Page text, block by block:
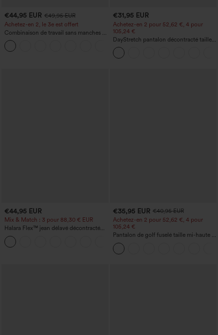
€44,95 EUR €49,95 EUR
Achetez-en 2, le 3e est offert
Combinaison de travail sans manches à
encolure bateau, côtés noués, toucher
frais, rayée, avec poches — Édition Easy
Peezy
€31,95 EUR
Achetez-en 2 pour 52,62 €, 4 pour
105,24 €
DayStretch pantalon décontracté taille
haute à jambe en forme de tonneau
avec poches
€44,95 EUR
Mix & Match : 3 pour 88,30 € EUR
Halara Flex™ jean délavé décontracté
taille haute à poches, coupe baggy à
jambe large
€35,95 EUR €40,95 EUR
Achetez-en 2 pour 52,62 €, 4 pour
105,24 €
Pantalon de golf fuselé taille mi-haute à
cordon, ourlet incurvé, séchage rapide,
avec poches — UPF40+